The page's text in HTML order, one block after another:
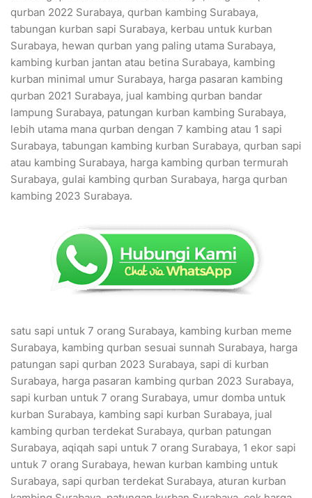
qurban 2022 Surabaya, qurban kambing Surabaya,
tabungan kurban sapi Surabaya, kerbau untuk kurban
Surabaya, hewan qurban yang paling utama Surabaya,
kambing kurban jantan atau betina Surabaya, kambing
kurban minimal umur Surabaya, harga pasaran kambing
qurban 2021 Surabaya, jual kambing qurban bandar
lampung Surabaya, patungan kurban kambing Surabaya,
lebih utama mana qurban dengan 7 kambing atau 1 sapi
Surabaya, tabungan kambing kurban Surabaya, qurban sapi
atau kambing Surabaya, harga kambing qurban termurah
Surabaya, gulai kambing qurban Surabaya, harga qurban
kambing 2023 Surabaya.
satu sapi untuk 7 orang Surabaya, kambing kurban meme
Surabaya, kambing qurban sesuai sunnah Surabaya, harga
patungan sapi qurban 2023 Surabaya, sapi di kurban
Surabaya, harga pasaran kambing qurban 2023 Surabaya,
sapi kurban untuk 7 orang Surabaya, umur domba untuk
kurban Surabaya, kambing sapi kurban Surabaya, jual
kambing qurban terdekat Surabaya, qurban patungan
Surabaya, aqiqah sapi untuk 7 orang Surabaya, 1 ekor sapi
untuk 7 orang Surabaya, hewan kurban kambing untuk
Surabaya, sapi qurban terdekat Surabaya, aturan kurban